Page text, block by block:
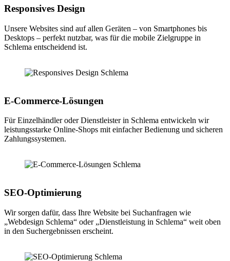
Responsives Design
Unsere Websites sind auf allen Geräten – von Smartphones bis
Desktops – perfekt nutzbar, was für die mobile Zielgruppe in
Schlema entscheidend ist.
E-Commerce-Lösungen
Für Einzelhändler oder Dienstleister in Schlema entwickeln wir
leistungsstarke Online-Shops mit einfacher Bedienung und sicheren
Zahlungssystemen.
SEO-Optimierung
Wir sorgen dafür, dass Ihre Website bei Suchanfragen wie
„Webdesign Schlema“ oder „Dienstleistung in Schlema“ weit oben
in den Suchergebnissen erscheint.